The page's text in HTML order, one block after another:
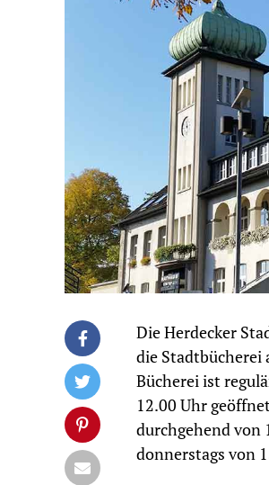
Die Herdecker
die Stadtbücherei
Bücherei ist
12.00 Uhr
durchgehend von
donnerstags von